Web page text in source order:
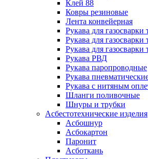
Клей 88
Ковры резиновые
Лента конвейерная
Рукава для газосварки
Рукава для газосварки
Рукава для газосварки
Рукава РВД
Рукава паропроводные
Рукава
Рукава с нитяным
Шланги поливочные
Шнуры и трубки
Асбестотехнические изделия
Асбошнур
Асбокартон
Паронит
Асботкань